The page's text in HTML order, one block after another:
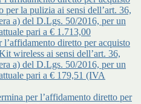
per la pulizia ai sensi dell’art. 36,
a) del D.Lgs. 50/2016, per un
pari a € 1.713,00
l’affidamento diretto per acquisto
wireless ai sensi dell’art. 36,
a) del D.Lgs. 50/2016, per un
pari a € 179,51 (IVA
per l’affidamento diretto per